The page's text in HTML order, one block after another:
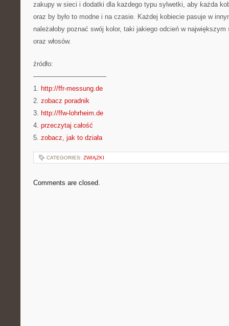
zakupy w sieci i dodatki dla każdego typu sylwetki, aby każda
oraz by było to modne i na czasie. Każdej kobiecie pasuje w
należałoby poznać swój kolor, taki jakiego odcień w
oraz włosów.
źródło:
———————————
1. http://ffr-messung.de
2. zobacz poradnik
3. http://ffw-lohrheim.de
4. przeczytaj całość
5. zobacz, jak to działa
CATEGORIES: ZWIĄZKI
Comments are closed.